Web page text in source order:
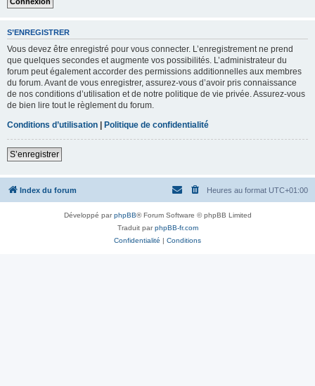
S’ENREGISTRER
Vous devez être enregistré pour vous connecter. L’enregistrement ne prend
que quelques secondes et augmente vos possibilités. L’administrateur du
forum peut également accorder des permissions additionnelles aux membres
du forum. Avant de vous enregistrer, assurez-vous d’avoir pris connaissance
de nos conditions d’utilisation et de notre politique de vie privée. Assurez-vous
de bien lire tout le règlement du forum.
Conditions d’utilisation | Politique de confidentialité
S’enregistrer
Index du forum Heures au format UTC+01:00
Développé parphpBB® Forum Software © phpBB Limited
Traduit parphpBB-fr.com
Confidentialité | Conditions